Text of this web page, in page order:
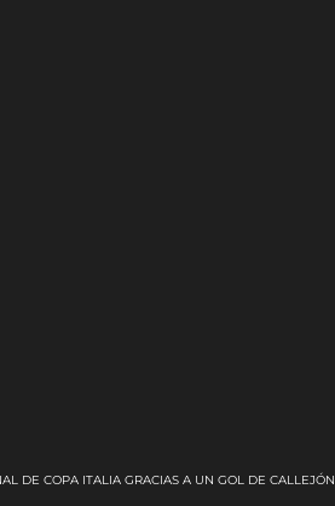
DE COPA ITALIA GRACIAS A UN GOL DE CALLEJÓN